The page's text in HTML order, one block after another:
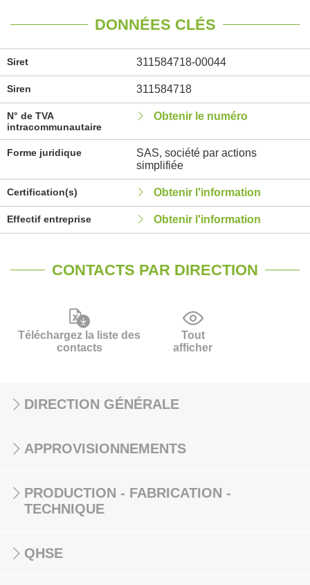
DONNÉES CLÉS
Siret 311584718-00044
Siren 311584718
N° de TVA
intracommunautaire
Obtenir le numéro
Forme juridique
SAS, société par actions
simplifiée
Certification(s) Obtenir l'information
Effectif entreprise Obtenir l'information
CONTACTS PAR DIRECTION
Téléchargez la liste des
contacts
Tout
afficher
DIRECTION GÉNÉRALE
APPROVISIONNEMENTS
PRODUCTION - FABRICATION -
TECHNIQUE
QHSE